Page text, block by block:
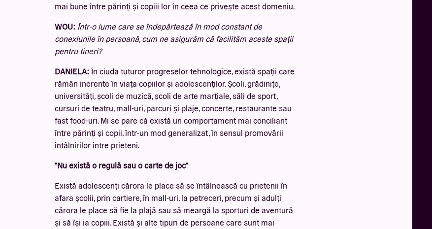
mai bune între părinți și copiii lor în ceea ce privește acest domeniu.
WOU: Într-o lume care se îndepărtează în mod constant de
conexiunile în persoană, cum ne asigurăm că facilităm aceste spații
pentru tineri?
DANIELA: În ciuda tuturor progreselor tehnologice, există spații care
rămân inerente în viața copiilor și adolescenților. Școli, grădinițe,
universități, școli de muzică, școli de arte marțiale, săli de sport,
cursuri de teatru, mall-uri, parcuri și plaje, concerte, restaurante sau
fast food-uri. Mi se pare că există un comportament mai conciliant
între părinți și copii, într-un mod generalizat, în sensul promovării
întâlnirilor între prieteni.
"Nu există o regulă sau o carte de joc"
Există adolescenți cărora le place să se întâlnească cu prietenii în
afara școlii, prin cartiere, în mall-uri, la petreceri, precum și adulți
cărora le place să fie la plajă sau să meargă la sporturi de aventură
și să își ia copiii. Există și alte tipuri de persoane care sunt mai